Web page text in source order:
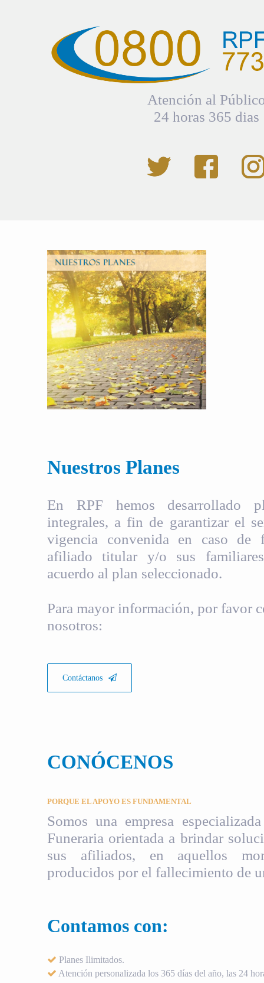
Atención al
24 horas 365 dias
Nuestros Planes
En RPF hemos desarrollado
integrales, a fin de garantizar el
vigencia convenida en caso de
afiliado titular y/o sus
acuerdo al plan seleccionado.
Para mayor información, por favor
nosotros:
Contáctanos
CONÓCENOS
PORQUE EL APOYO ES FUNDAMENTAL
Somos una empresa
Funeraria orientada a brindar
sus afiliados, en aquellos
producidos por el fallecimiento de
Contamos con:
Planes Ilimitados.
Atención personalizada los 365 días del año, las 24